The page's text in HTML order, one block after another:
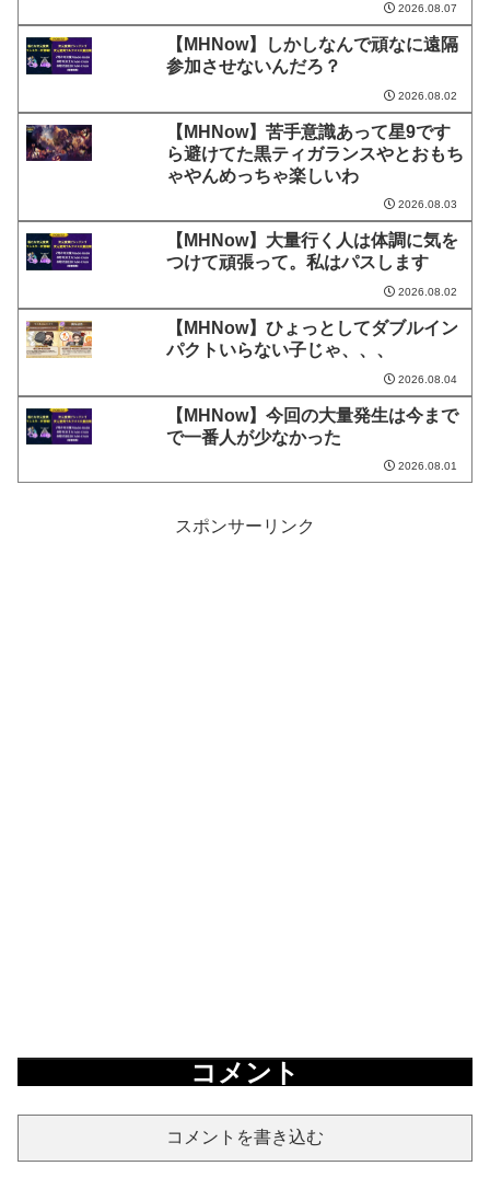
2026.08.07
【MHNow】しかしなんで頑なに遠隔
参加させないんだろ？
2026.08.02
【MHNow】苦手意識あって星9です
ら避けてた黒ティガランスやとおもち
ゃやんめっちゃ楽しいわ
2026.08.03
【MHNow】大量行く人は体調に気を
つけて頑張って。私はパスします
2026.08.02
【MHNow】ひょっとしてダブルイン
パクトいらない子じゃ、、、
2026.08.04
【MHNow】今回の大量発生は今まで
で一番人が少なかった
2026.08.01
スポンサーリンク
コメント
コメントを書き込む